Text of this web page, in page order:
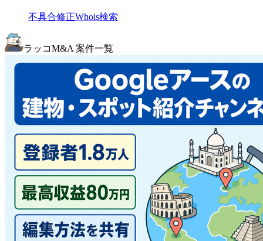
不具合修正Whois検索
ラッコM&A 案件一覧